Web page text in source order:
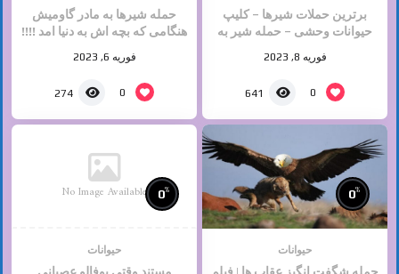
برترین حملات شیرها – کلیپ
حیوانات وحشی – حمله شیر به
فوریه 8, 2023
0
641
حمله شیرها به مادر گاومیش
هنگامی که بچه اش به دنیا امد !!!!
فوریه 6, 2023
0
274
0%
حیوانات
No Image Available 0%
حیوانات